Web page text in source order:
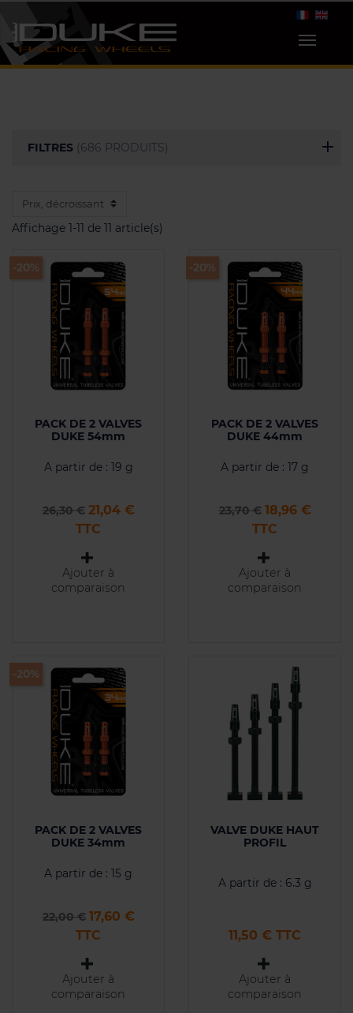
FILTRES (686 PRODUITS)
Affichage 1-11 de 11 article(s)
PACK DE 2 VALVES
DUKE 54mm
A partir de : 19 g
Prix de base
26,30 € Prix
21,04 €
TTC
Ajouter à
comparaison
-20%
PACK DE 2 VALVES
DUKE 44mm
A partir de : 17 g
Prix de base
23,70 € Prix
18,96 €
TTC
Ajouter à
comparaison
-20%
PACK DE 2 VALVES
DUKE 34mm
A partir de : 15 g
Prix de base
22,00 € Prix
17,60 €
TTC
Ajouter à
comparaison
-20%
VALVE DUKE HAUT
PROFIL
A partir de : 6.3 g
Prix
11,50 € TTC
Ajouter à
comparaison